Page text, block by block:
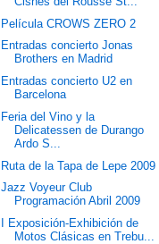
Película CROWS ZERO 2
Entradas concierto Jonas
Brothers en Madrid
Entradas concierto U2 en
Barcelona
Feria del Vino y la
Delicatessen de Durango
Ardo S...
Ruta de la Tapa de Lepe 2009
Jazz Voyeur Club
Programación Abril 2009
I Exposición-Exhibición de
Motos Clásicas en Trebu...